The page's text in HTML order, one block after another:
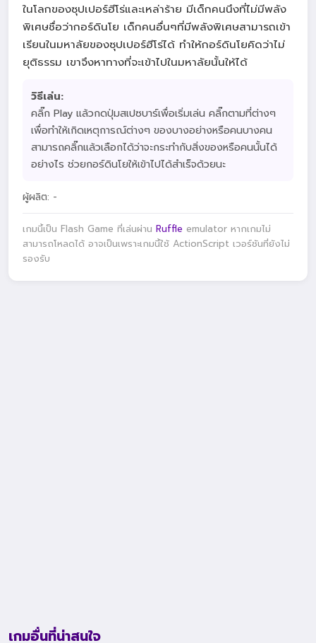
ในโลกของซุปเปอร์ฮีโร่และเหล่าร้าย มีเด็กคนนึงที่ไม่มีพลัง
พิเศษชื่อว่ากอร์ดินโย เด็กคนอื่นๆที่มีพลังพิเศษสามารถเข้า
เรียนในมหาลัยของซุปเปอร์ฮีโร่ได้ ทำให้กอร์ดินโยคิดว่าไม่
ยุติธรรม เขาจึงหาทางที่จะเข้าไปในมหาลัยนั้นให้ได้
วิธีเล่น:
คลิ๊ก Play แล้วกดปุ่มสเปซบาร์เพื่อเริ่มเล่น คลิ๊กตามที่ต่างๆ
เพื่อทำให้เกิดเหตุการณ์ต่างๆ ของบางอย่างหรือคนบางคน
สามารถคลิ๊กแล้วเลือกได้ว่าจะกระทำกับสิ่งของหรือคนนั้นได้
อย่างไร ช่วยกอร์ดินโยให้เข้าไปได้สำเร็จด้วยนะ
ผู้ผลิต: -
เกมนี้เป็น Flash Game ที่เล่นผ่าน Ruffle emulator หากเกมไม่
สามารถโหลดได้ อาจเป็นเพราะเกมนี้ใช้ ActionScript เวอร์ชันที่ยังไม่
รองรับ
เกมอื่นที่น่าสนใจ